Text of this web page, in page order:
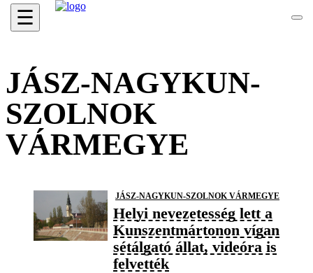
☰
JÁSZ-NAGYKUN-
SZOLNOK
VÁRMEGYE
JÁSZ-NAGYKUN-SZOLNOK VÁRMEGYE
Helyi nevezetesség lett a
Kunszentmártonon vígan
sétálgató állat, videóra is
felvették